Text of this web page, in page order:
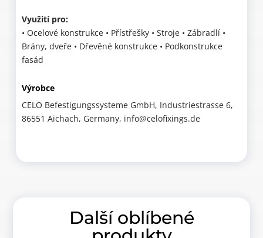
Využití pro:
• Ocelové konstrukce • Přístřešky • Stroje • Zábradlí •
Brány, dveře • Dřevěné konstrukce • Podkonstrukce
fasád
Výrobce
CELO Befestigungssysteme GmbH, Industriestrasse 6,
86551 Aichach, Germany, info@celofixings.de
Další oblíbené